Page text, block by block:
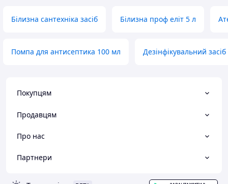
Білизна сантехніка засіб Білизна проф еліт 5 л
Помпа для антисептика 100 мл Дезінфікувальний
Покупцям
Продавцям
Про нас
Партнери